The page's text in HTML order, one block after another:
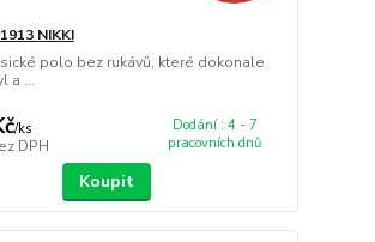
NIKKI
polo bez rukávů, které dokonale
a ...
/ks
DPH
Dodání : 4 - 7
pracovních dnů
Koupit